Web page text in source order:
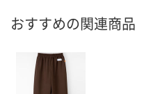
おすすめの関連商品